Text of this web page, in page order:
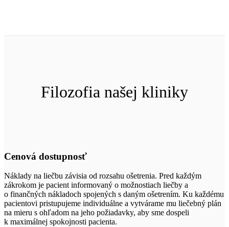
Filozofia našej kliniky
Cenová dostupnosť
Náklady na liečbu závisia od rozsahu ošetrenia. Pred každým
zákrokom je pacient informovaný o možnostiach liečby a
o finančných nákladoch spojených s daným ošetrením. Ku každému
pacientovi pristupujeme individuálne a vytvárame mu liečebný plán
na mieru s ohľadom na jeho požiadavky, aby sme dospeli
k maximálnej spokojnosti pacienta.